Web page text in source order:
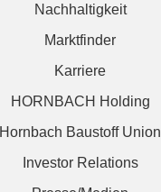
Nachhaltigkeit
Marktfinder
Karriere
HORNBACH Holding
Hornbach Baustoff Union
Investor Relations